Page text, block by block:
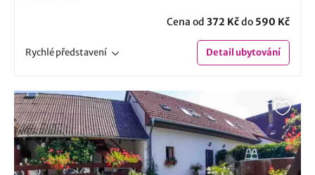
Cena od 372 Kčdo 590 Kč
Rychlépředstavení Detailubytování